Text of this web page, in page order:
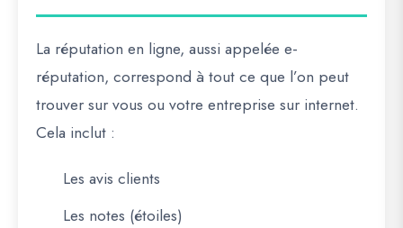
La réputation en ligne, aussi appelée e-
réputation, correspond à tout ce que l’on peut
trouver sur vous ou votre entreprise sur internet.
Cela inclut :
Les avis clients
Les notes (étoiles)